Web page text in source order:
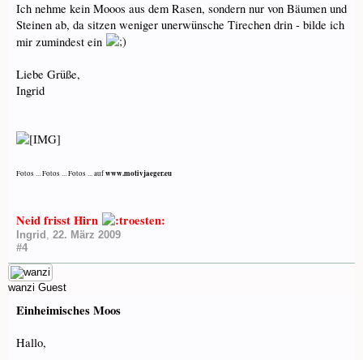
Ich nehme kein Mooos aus dem Rasen, sondern nur von Bäumen und
Steinen ab, da sitzen weniger unerwünsche Tirechen drin - bilde ich
mir zumindest ein
Liebe Grüße,
Ingrid
Fotos ... Fotos ... Fotos ... aufwww.motivjaeger.eu
Neid frisst Hirn
Ingrid , 22. März 2009
#4
wanzi Guest
Einheimisches Moos
Hallo,